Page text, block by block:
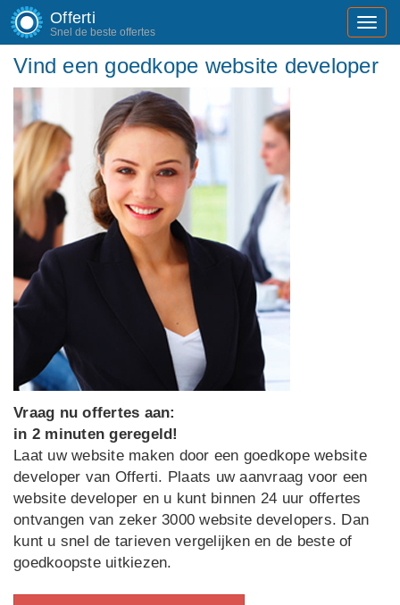
Offerti
Snel de beste offertes
Vind een goedkope website developer
Vraag nu offertes aan:
in 2 minuten geregeld!
Laat uw website maken door een goedkope website
developer van Offerti. Plaats uw aanvraag voor een
website developer en u kunt binnen 24 uur offertes
ontvangen van zeker 3000 website developers. Dan
kunt u snel de tarieven vergelijken en de beste of
goedkoopste uitkiezen.